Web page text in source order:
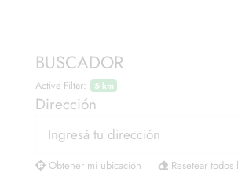
BUSCADOR
Active Filter: 5 km
Dirección
Obtener mi ubicación
Resetear todos